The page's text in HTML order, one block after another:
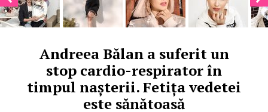
Andreea Bălan a suferit un
stop cardio-respirator în
timpul nașterii. Fetița vedetei
este sănătoasă